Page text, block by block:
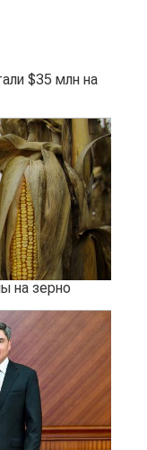
$35 млн на
на зерно